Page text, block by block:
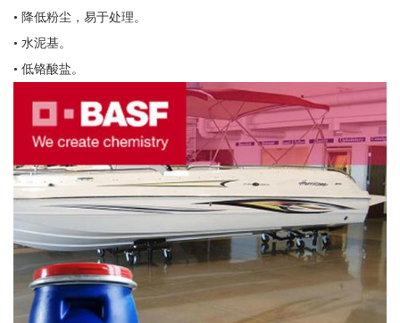
• 降低粉尘，易于处理。
• 水泥基。
• 低铬酸盐。